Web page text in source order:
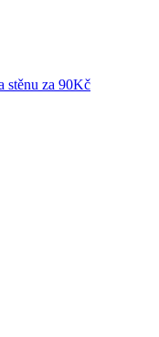
stěnu za 90Kč